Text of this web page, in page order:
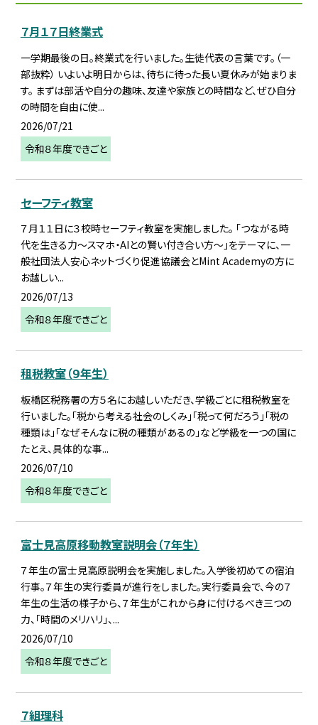
７月１７日終業式
一学期最後の日。終業式を行いました。生徒代表の言葉です。（一
部抜粋） いよいよ明日からは、待ちに待った長い夏休みが始まりま
す。 まずは部活や自分の趣味、友達や家族との時間など、ぜひ自分
の時間を自由に使...
2026/07/21
令和８年度できごと
セーフティ教室
７月１１日に３校時セーフティ教室を実施しました。 「つながる時
代を生きる力～スマホ・AIとの賢い付き合い方～」をテーマに、一
般社団法人安心ネットづくり促進協議会とMint Academyの方に
お越しい...
2026/07/13
令和８年度できごと
租税教室（９年生）
板橋区税務署の方５名にお越しいただき、学級ごとに租税教室を
行いました。「税から考える社会のしくみ」「税って何だろう」「税の
種類は」「なぜそんなに税の種類があるの」など学級を一つの国に
たとえ、具体的な事...
2026/07/10
令和８年度できごと
富士見高原移動教室説明会（７年生）
７年生の富士見高原説明会を実施しました。入学後初めての宿泊
行事。７年生の実行委員が進行をしました。実行委員会で、今の７
年生の生活の様子から、７年生がこれから身に付けるべき三つの
力、「時間のメリハリ」、...
2026/07/10
令和８年度できごと
７組理科